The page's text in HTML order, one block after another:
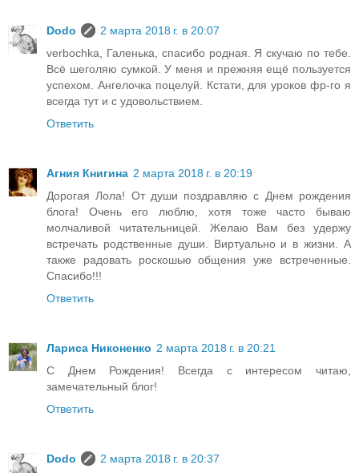
Dodo
2 марта 2018 г. в 20:07
verbochka, Галенька, спасибо родная. Я скучаю по тебе.
Всё шеголяю сумкой. У меня и прежняя ещё пользуется
успехом. Ангелочка поцелуй. Кстати, для уроков фр-го я
всегда тут и с удовольствием.
Ответить
Агния Книгина 2 марта 2018 г. в 20:19
Дорогая Лола! От души поздравляю с Днем рождения
блога! Очень его люблю, хотя тоже часто бываю
молчаливой читательницей. Желаю Вам без удержу
встречать родственные души. Виртуально и в жизни. А
также радовать роскошью общения уже встреченные.
Спасибо!!!
Ответить
Лариса Никоненко 2 марта 2018 г. в 20:21
С Днем Рождения! Всегда с интересом читаю,
замечательный блог!
Ответить
Dodo
2 марта 2018 г. в 20:37